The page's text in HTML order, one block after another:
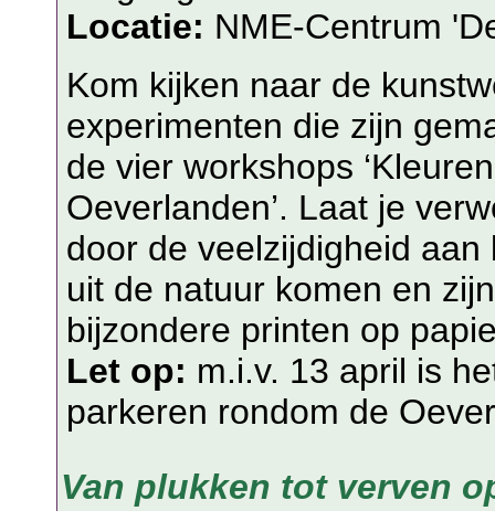
Locatie: NME-Centrum
Kom kijken naar de
experimenten die zijn
de vier workshops
Oeverlanden’. Laat je
door de veelzijdigheid aan
uit de natuur komen en
bijzondere printen op
Let op: m.i.v. 13 april is
parkeren rondom de
Van plukken tot verven